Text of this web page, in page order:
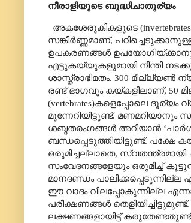
നീരാളിയുടെ ബുദ്ധിചാതുര്യം
അകശേരുകികളുടെ (invertebrates
സങ്കീർണ്ണമാണ്,
ഉപകരണങ്ങൾ
എട്ടുകയ്യുകളുമായി നീന്തി
ശാസ്ത്രാഭിമതം. 300
രണ്ട് ഭാഗവും കയ്കളിലാണ്, 50
(vertebrates)കളെപ്പോലെ ദൂര്യം
മുന്നേറിയിട്ടുണ്ട്. മണമറിയാനും
ശബ്ദതരംഗങ്ങൾ അറിയാൻ ‘
ബന്ധപ്പെടുത്തിയിട്ടുണ്ട്. പക്ഷേ
ഒരുമിച്ചല്ലാതെ, സ്വതന്ത്രമായി
സംവേദനങ്ങളേയും ഒരുമിച്ച്
മാനദണ്ഡം പാലിക്കപ്പെടുന്നില്ല
ഈ വാദം വിലപ്പോകുന്നില്ല
പരീക്ഷണങ്ങൾ
ലക്ഷണങ്ങളായിട്ട്